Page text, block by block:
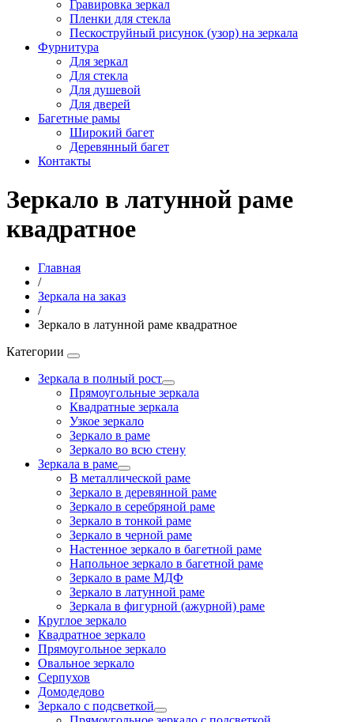
Гравировка зеркал
Пленки для стекла
Пескоструйный рисунок (узор) на зеркала
Фурнитура
Для зеркал
Для стекла
Для душевой
Для дверей
Багетные рамы
Широкий багет
Деревянный багет
Контакты
Зеркало в латунной раме
квадратное
Главная
/
Зеркала на заказ
/
Зеркало в латунной раме квадратное
Категории
Зеркала в полный рост
Прямоугольные зеркала
Квадратные зеркала
Узкое зеркало
Зеркало в раме
Зеркало во всю стену
Зеркала в раме
В металлической раме
Зеркало в деревянной раме
Зеркало в серебряной раме
Зеркало в тонкой раме
Зеркало в черной раме
Настенное зеркало в багетной раме
Напольное зеркало в багетной раме
Зеркало в раме МДФ
Зеркало в латунной раме
Зеркала в фигурной (ажурной) раме
Круглое зеркало
Квадратное зеркало
Прямоугольное зеркало
Овальное зеркало
Серпухов
Домодедово
Зеркало с подсветкой